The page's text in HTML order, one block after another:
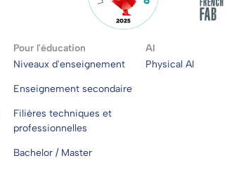
Pour l'éducation
Niveaux d'enseignement
Enseignement secondaire
Filières techniques et
professionnelles
Bachelor / Master
AI
Physical AI